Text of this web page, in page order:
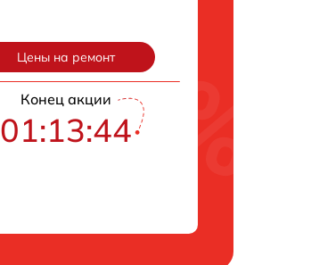
Цены на ремонт
Конец акции
01:13:43